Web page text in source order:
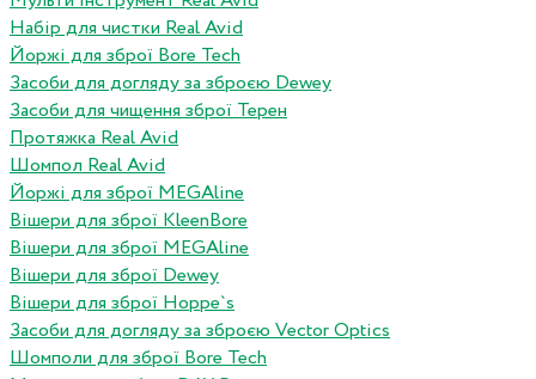
Набір для чистки Real Avid
Йоржі для зброї Bore Tech
Засоби для догляду за зброєю Dewey
Засоби для чищення зброї Терен
Протяжка Real Avid
Шомпол Real Avid
Йоржі для зброї MEGAline
Вішери для зброї KleenBore
Вішери для зброї MEGAline
Вішери для зброї Dewey
Вішери для зброї Hoppe`s
Засоби для догляду за зброєю Vector Optics
Шомполи для зброї Bore Tech